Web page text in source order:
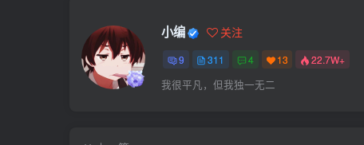
小编 关注
9 311 4 13 22.7W+
我很平凡，但我独一无二